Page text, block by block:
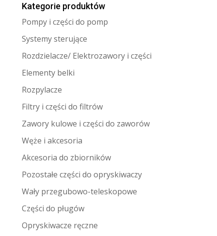
Kategorie produktów
Pompy i części do pomp
Systemy sterujące
Rozdzielacze/ Elektrozawory i części
Elementy belki
Rozpylacze
Filtry i części do filtrów
Zawory kulowe i części do zaworów
Węże i akcesoria
Akcesoria do zbiorników
Pozostałe części do opryskiwaczy
Wały przegubowo-teleskopowe
Części do pługów
Opryskiwacze ręczne